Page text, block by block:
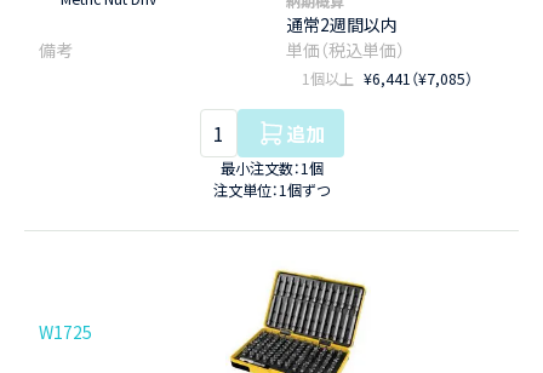
通常2週間以内
1個以上 ¥6,441（¥7,085）
追加
最小注文数：1個
注文単位：1個ずつ
W1725